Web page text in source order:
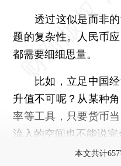
透过这似是而非的
题的复杂性。人民币
都需要细细思量。
比如，立足中国经
升值不可呢？从某种
率等工具，只要货币
流入的空间也不能说完
本文共计